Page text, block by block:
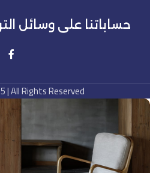
حساباتنا على وسائل
| All Rights Reserved